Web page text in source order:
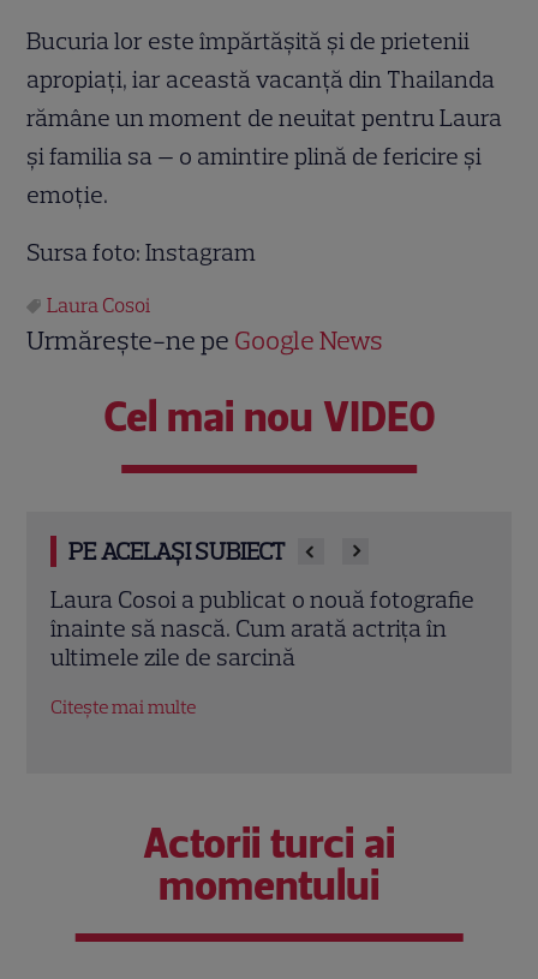
Bucuria lor este împărtășită și de prietenii
apropiați, iar această vacanță din Thailanda
rămâne un moment de neuitat pentru Laura
și familia sa — o amintire plină de fericire și
emoție.
Sursa foto: Instagram
Laura Cosoi
Urmărește-ne pe Google News
Cel mai nou VIDEO
PE ACELAȘI SUBIECT
Cum arată casa din Maramureș primită
cadou de Laura Cosoi de la soțul ei. Locul
de basm unde artista și-a botezat
Actorii turci ai
momentului